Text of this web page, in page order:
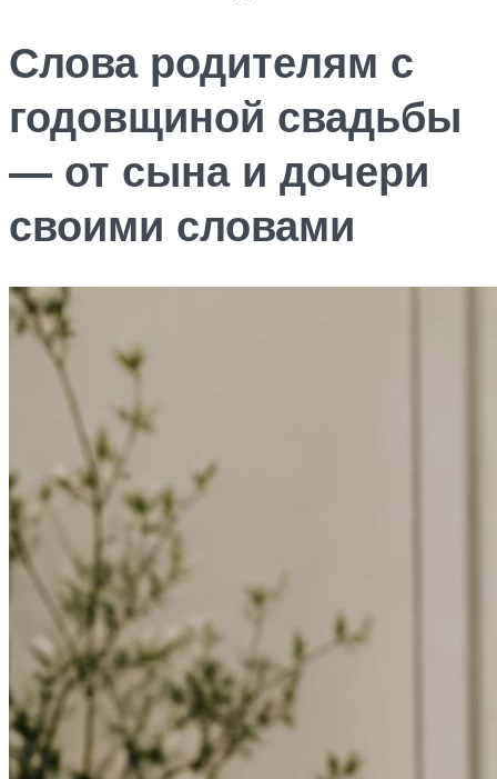
Слова родителям с
годовщиной свадьбы
— от сына и дочери
своими словами